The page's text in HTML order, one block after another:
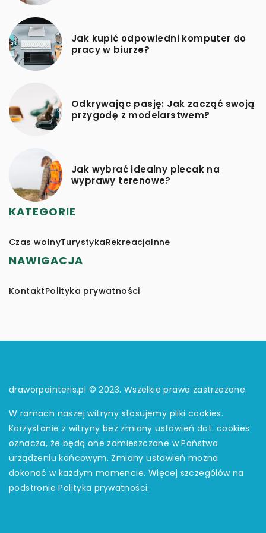
Jak kupić odpowiedni komputer do
pracy w biurze?
Odkrywając pasję: Jak zacząć swoją
przygodę z modelarstwem?
Jak wybrać idealny plecak na
wyprawy terenowe?
KATEGORIE
Czas wolnyTurystykaRekreacjaInne
NAWIGACJA
KontaktPolityka prywatności
draworpainteris.pl © 2023. Wszelkie prawa zastrzeżone.
W ramach naszej witryny stosujemy pliki cookies.
Korzystanie z witryny bez zmiany ustawień dot. cookies
oznacza, że będą one zamieszczane w Państwa
urządzeniu końcowym. Zmiany ustawień można
dokonać w każdym momencie. Więcej szczegółów na
podstroniePolityka prywatności.